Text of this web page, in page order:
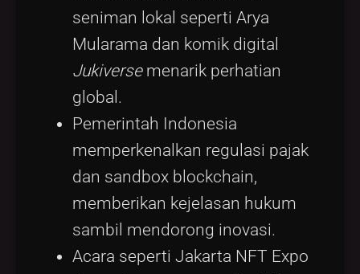
seniman lokal seperti Arya
Mularama dan komik digital
Jukiversemenarik perhatian
global.
Pemerintah Indonesia
memperkenalkan regulasi pajak
dan sandbox blockchain,
memberikan kejelasan hukum
sambil mendorong inovasi.
Acara seperti Jakarta NFT Expo